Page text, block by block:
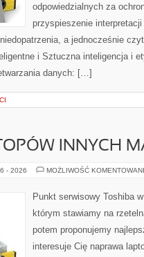
odpowiedzialnych za
przyspieszenie
a jednocześnie
i Sztuczna inteligencja i
danych: […]
INNYCH
- 2026 MOŻLIWOŚĆ
Punkt serwisowy Toshiba
którym stawiamy na
potem proponujemy
interesuje Cię naprawa